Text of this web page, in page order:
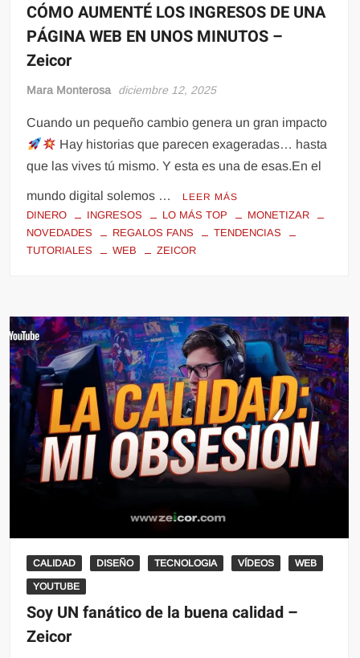
CÓMO AUMENTÉ LOS INGRESOS DE UNA
PÁGINA WEB EN UNOS MINUTOS –
Zeicor
Mara Monterosa diciembre 12, 2025
Cuando un pequeño cambio genera un gran impacto
Hay historias que parecen exageradas… hasta
que las vives tú mismo. Y esta es una de esas.En el
mundo digital solemos … LEER MÁS
DINERO INGRESOS LO MÁS TOP
MONETIZAR
NOVEDADES
REGALOS FANS
TENDENCIAS
TUTORIALES
WEB ZEICOR
CALIDAD DISEÑO TECNOLOGIA VÍDEOS WEB
YOUTUBE
Soy UN fanático de la buena calidad –
Zeicor